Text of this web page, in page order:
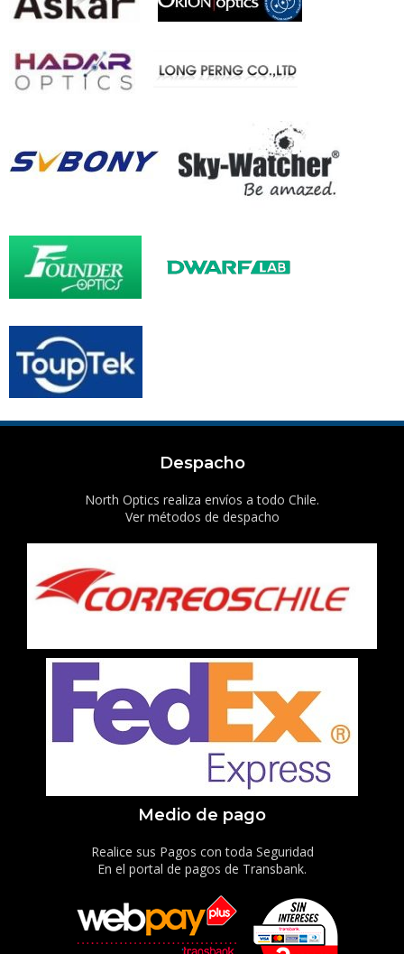
Despacho
North Optics realiza envíos a todo Chile.
Ver métodos de despacho
Medio de pago
Realice sus Pagos con toda Seguridad
En el portal de pagos de Transbank.